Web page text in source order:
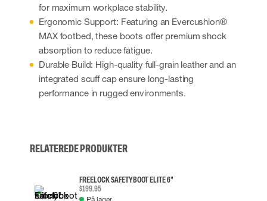
for maximum workplace stability.
Ergonomic Support: Featuring an Evercushion®
MAX footbed, these boots offer premium shock
absorption to reduce fatigue.
Durable Build: High-quality full-grain leather and an
integrated scuff cap ensure long-lasting
performance in rugged environments.
RELATEREDE PRODUKTER
FREELOCK SAFETYBOOT ELITE 6"
$199.95
På lager